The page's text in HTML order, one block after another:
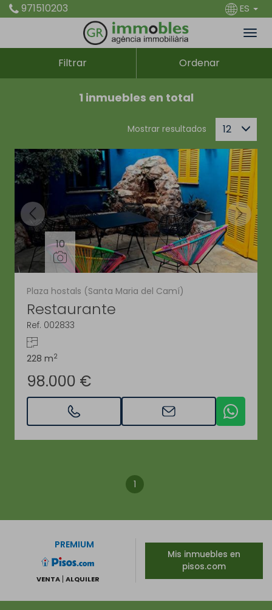
971510203 ES
Filtrar Ordenar
1 inmuebles en total
Mostrar resultados 12
10
Plaza hostals (Santa Maria del Camí)
Restaurante
Ref. 002833
228 m2
98.000 €
1
PREMIUM
VENTA ALQUILER
Mis inmuebles en
pisos.com